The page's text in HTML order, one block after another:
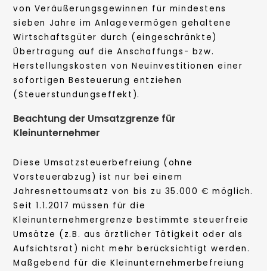
von Veräußerungsgewinnen für mindestens
sieben Jahre im Anlagevermögen gehaltene
Wirtschaftsgüter durch (eingeschränkte)
Übertragung auf die Anschaffungs- bzw.
Herstellungskosten von Neuinvestitionen einer
sofortigen Besteuerung entziehen
(Steuerstundungseffekt).
Beachtung der Umsatzgrenze für
Kleinunternehmer
Diese Umsatzsteuerbefreiung (ohne
Vorsteuerabzug) ist nur bei einem
Jahresnettoumsatz von bis zu 35.000 € möglich.
Seit 1.1.2017 müssen für die
Kleinunternehmergrenze bestimmte steuerfreie
Umsätze (z.B. aus ärztlicher Tätigkeit oder als
Aufsichtsrat) nicht mehr berücksichtigt werden.
Maßgebend für die Kleinunternehmerbefreiung